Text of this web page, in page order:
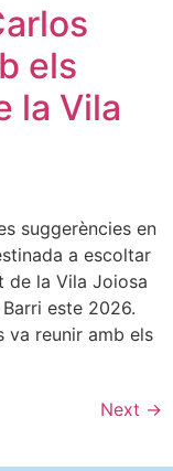
els
la Vila
suggerències en
a escoltar
de la Vila Joiosa
este 2026.
va reunir amb els
Next →